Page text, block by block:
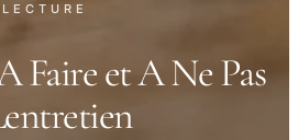
Faire et A Ne Pas